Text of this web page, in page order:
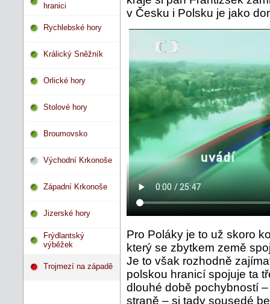
hranici
Rychlebské hory
Králický Sněžník
Orlické hory
Stolové hory
Broumovsko
Východní Krkonoše
Západní Krkonoše
Jizerské hory
Frýdlantský
výběžek
Trojmezí na západě
v Česku i Polsku je jako
Pro Poláky je to už skoro
který se zbytkem země
Je to však rozhodně
polskou hranicí spojuje ta
dlouhé době pochybností
straně – si tady sousedé